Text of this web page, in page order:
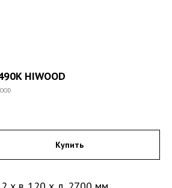
HIWOOD
Купить